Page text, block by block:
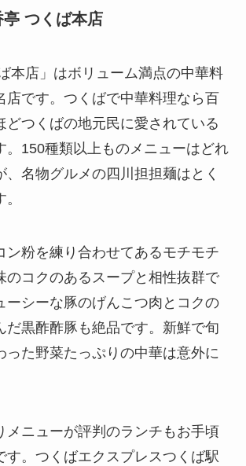
つくば本店
本店」はボリューム満点の中華料
店です。つくばで中華料理なら百
どつくばの地元民に愛されている
。150種類以上ものメニューはどれ
、名物グルメの四川担担麺はとく
ン粉を練り合わせてあるモチモチ
のコクのあるスープと相性抜群で
ーシーな豚のげんこつ肉とコクの
だ黒酢酢豚も絶品です。新鮮で旬
った野菜たっぷりの中華は意外に
メニューが評判のランチもお手頃
す。つくばエクスプレスつくば駅